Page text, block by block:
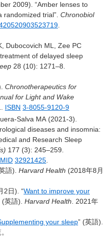
2009). “Amber lenses to
trial”. Chronobiol
Dubocovich ML, Zee PC
of delayed sleep
28 (10): 1271–8.
Chronotherapeutics for
for Light and Wake
ISBN 3-8055-9120-9
Salva MA (2021-3).
diseases and insomnia:
and Research Sleep
177 (3): 245–259.
32921425
語). Harvard Health (2018年8月
2日). “Want to improve your
(英語). Harvard Health . 2021年
your sleep” (英語).